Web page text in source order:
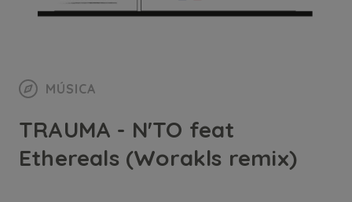
MÚSICA
TRAUMA - N'TO feat
Ethereals (Worakls remix)